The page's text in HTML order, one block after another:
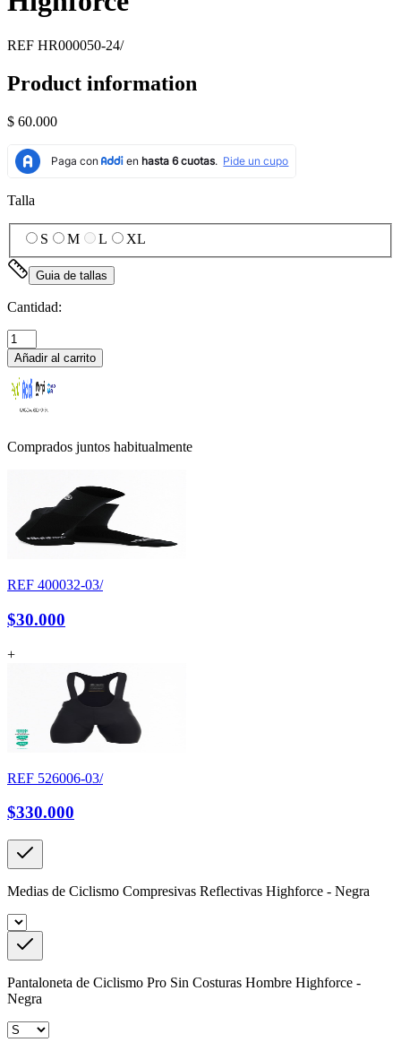
REF HR000050-24/
Product information
$ 60.000
Talla
S M L XL
Guia de tallas
Cantidad:
Añadir al carrito
Comprados juntos habitualmente
REF 400032-03/
$30.000
+
REF 526006-03/
$330.000
Medias de Ciclismo Compresivas Reflectivas Highforce - Negra
Pantaloneta de Ciclismo Pro Sin Costuras Hombre Highforce -
Negra